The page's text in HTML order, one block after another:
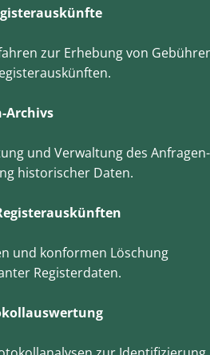
zur Erhebung von
Archivs
und Verwaltung des Anfragen-
historischer Daten.
und konformen Löschung
Registerdaten.